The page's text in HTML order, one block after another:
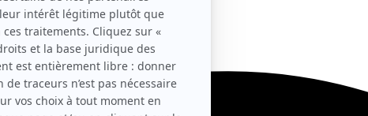
faux, le flou